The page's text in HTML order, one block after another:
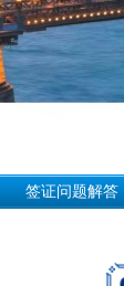
签证问题解答